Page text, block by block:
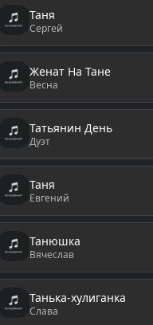
Таня
Сергей
Женат На Тане
Весна
Татьянин День
Дуэт
Таня
Евгений
Танюшка
Вячеслав
Танька-хулиганка
Слава